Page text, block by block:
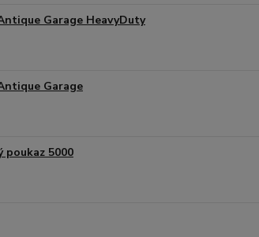
Garage HeavyDuty
Garage
poukaz 5000